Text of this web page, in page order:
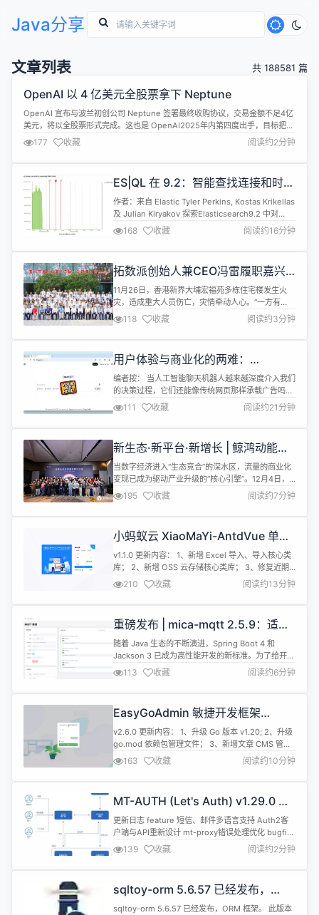
Java分享
文章列表 共 188581 篇
OpenAI 以 4 亿美元全股票拿下 Neptune
OpenAI 宣布与波兰初创公司 Neptune 签署最终收购协议，交易金额不足4亿
美元，将以全股票形式完成。这也是 OpenAI2025年内第四度出手，目标把
Neptune 的模型监控与调试能力深度整合进 GPT 训练基础设施。 标的价格与
节奏 估值：知情人士透露成交价低于4亿美元，未动用现金，全部以 OpenAI
股票支付 时间表：Neptune 对外...
177 收藏 阅读约2分钟
ES|QL 在 9.2：智能查找连接和时间
序列支持
作者：来自 Elastic Tyler Perkins, Kostas Krikellas
及 Julian Kiryakov 探索Elasticsearch9.2 中对
ES|QL 的三个独立更新：增强的 LOOKUP JOIN 用
于更具表现力的数据关联、新的 TS 命令用于时间序
列分析，以及灵活的 INLINE STATS 命令用于聚合。
168 收藏 阅读约16分钟
拓数派创始人兼CEO冯雷履职嘉兴
海联会常务理事，联动1024基金会
捐助香港大埔火灾重建
11月26日，香港新界大埔宏福苑多栋住宅楼发生火
灾，造成重大人员伤亡，灾情牵动人心。“一方有
难，八方支援”。作为拓数派的姐妹机构，1024数字
产业基金会迅速响应浙江省海外联合会倡议，向受灾
居民进行捐款，用于紧急救助与灾后重建，传递来自
Von）作为1024基金会发起人，近日正式获任嘉兴市
海外联谊会（简称“嘉...
118 收藏 阅读约3分钟
用户体验与商业化的两难：
Chatbots 的广告承载困境分析
编者按： 当人工智能聊天机器人越来越深度介入我们
的决策过程，它们还能像传统网页那样承载广告吗？
广告是否会在"帮助用户"与"服务商业"之间撕裂聊天
机器人的核心价值？ 我们今天为大家带来的文章，作
者的核心观点是：聊天机器人因其"高度对用户负
责"的本质，与当前主流的广告逻辑存在根本性冲
突，必须探索一种全新的、既不损害用户体验又能实
现商业可持续的广告范式。 文章首先...
111 收藏 阅读约21分钟
新生态·新平台·新增长 | 鲸鸿动能变
现服务焕新升级，赋能开发者商业成
功
当数字经济进入“生态竞合”的深水区，流量的商业化
变现已成为驱动产业升级的“核心引擎”。12月4日，
鸿蒙生态变现服务研讨沙龙在苏州启幕，以“新生
态、新平台、新机会”为核心锚点，汇聚生态伙伴、
技术大咖与商业先锋，共同解码鸿蒙生态的融合趋
开发者量身打造面向2026年的流量变现 “破局指
南”。 新生态：鸿蒙生态万象更新，...
195 收藏 阅读约7分钟
小蚂蚁云 XiaoMaYi-AntdVue 单体
敏捷开发框架 v1.1.0 发布
v1.1.0 更新内容： 1、新增 Excel 导入、导入核心类
库； 2、新增 OSS 云存储核心类库； 3、修复近期
用户反馈的 BUG； 项目介绍 基于 SpringBoot3、
SpringSecurity、MybatisPlus、Vue3、
TypeScript、Vite、AntDesign、MySQL 等技术栈
实现的单体前后端分离后台管理系统；后端基于 ...
210 收藏 阅读约13分钟
重磅发布 | mica-mqtt 2.5.9：适配
Spring Boot 4，Dashboard 控制
台开源！
随着 Java 生态的不断演进，Spring Boot 4 和
Jackson 3 已成为高性能开发的新标准。为了给开发
者提供更极致的开发体验，mica-mqtt 2.5.9 发布，
不仅在底层完成了对新生态的深度适配，更带来了社
区期待已久的可视化控制台！ 本次更新标志着 mica-
具”的全方位成熟阶段。 ...
113 收藏 阅读约6分钟
EasyGoAdmin 敏捷开发框架
GoFrame+Layui 版本 v2.6.0 发布
v2.6.0 更新内容： 1、升级 Go 版本 v1.20; 2、升级
go.mod 依赖包管理文件； 3、新增文章 CMS 管理
模块； 4、新增表结构索引，规范索引前缀； 5、优
化表结构，规范字段注释； 6、优化模块模型，规范
参数大小写； 7、优化表单元素及传参命名规则；
器一键同步生成权限节点功能； 10、...
163 收藏 阅读约10分钟
MT-AUTH (Let's Auth) v1.29.0 发
布，多租户权限系统
更新日志 feature 短信、邮件多语言支持 Auth2客
户端与API重新设计 mt-proxy错误处理优化 bugfix
修复手机登录功能 允许连续创建权限 角色赋予bug
修复 系统监控bug修复 站内信通知信优化 Let's
Auth 开源、多租户、身份、权限、API 管理系统 官
139 收藏 阅读约2分钟
sqltoy-orm 5.6.57 已经发布，
ORM 框架
sqltoy-orm 5.6.57 已经发布，ORM 框架。 此版本